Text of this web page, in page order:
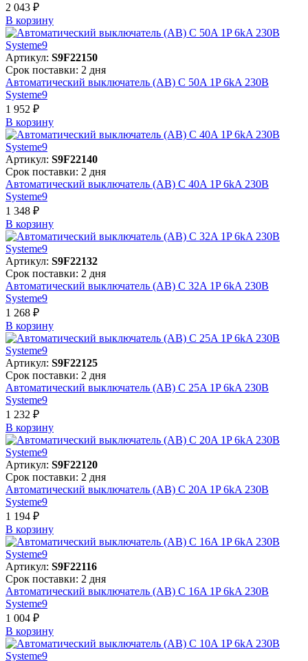
2 043 ₽
В корзинy
Артикул: S9F22150
Срок поставки: 2 дня
Автоматический выключатель (АВ) C 50A 1P 6kA 230В
Systeme9
1 952 ₽
В корзинy
Артикул: S9F22140
Срок поставки: 2 дня
Автоматический выключатель (АВ) C 40A 1P 6kA 230В
Systeme9
1 348 ₽
В корзинy
Артикул: S9F22132
Срок поставки: 2 дня
Автоматический выключатель (АВ) C 32A 1P 6kA 230В
Systeme9
1 268 ₽
В корзинy
Артикул: S9F22125
Срок поставки: 2 дня
Автоматический выключатель (АВ) C 25A 1P 6kA 230В
Systeme9
1 232 ₽
В корзинy
Артикул: S9F22120
Срок поставки: 2 дня
Автоматический выключатель (АВ) C 20A 1P 6kA 230В
Systeme9
1 194 ₽
В корзинy
Артикул: S9F22116
Срок поставки: 2 дня
Автоматический выключатель (АВ) C 16A 1P 6kA 230В
Systeme9
1 004 ₽
В корзинy